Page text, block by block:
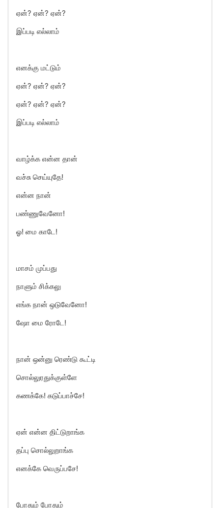
ஏன்? ஏன்? ஏன்?
இப்படி எல்லாம்
எனக்கு மட்டும்
ஏன்? ஏன்? ஏன்?
ஏன்? ஏன்? ஏன்?
இப்படி எல்லாம்
வாழ்க்க என்ன தான்
வச்சு செய்யுதே!
என்ன நான்
பண்ணுவேனோ!
ஓ! மை காடே!
மாசம் முப்பது
நாளும் சிக்கலு
எங்க நான் ஒடுவேனோ!
ஷோ மை ரோடே!
நான் ஒன்னு ரெண்டு கூட்டி
சொல்லுரதுக்குள்ளே
கணக்கே! கடுப்பாச்சே!
ஏன் என்ன திட்டுறாங்க
தப்பு சொல்லுறாங்க
எனக்கே வெருப்பசே!
போதும் போதும்